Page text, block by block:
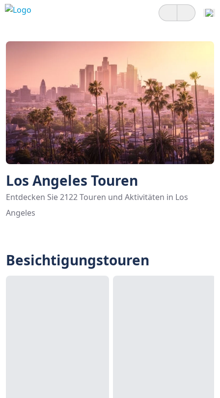
Los Angeles Touren
Entdecken Sie 2122 Touren und Aktivitäten in Los
Angeles
Besichtigungstouren